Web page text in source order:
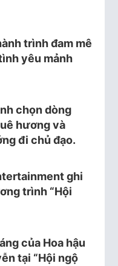
trình đam mê
yêu mảnh
chọn dòng
hương và
đi chủ đạo.
ghi
trình “Hội
của Hoa hậu
tại “Hội ngộ